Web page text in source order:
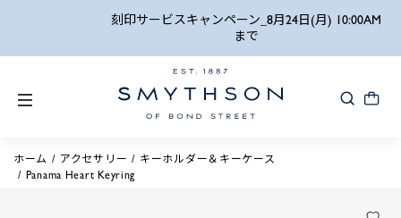
刻印サービスキャンペーン_8月24日(月) 10:00AM
ホーム アクセサリー
キーホルダー＆キーケース
Panama Heart Keyring